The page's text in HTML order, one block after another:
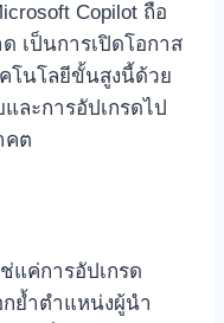
Copilot ถือ
เป็นการเปิดโอกาส
โนโลยีขั้นสูงนี้ด้วย
ละการอัปเกรดไป
คต
แค่การอัปเกรด
ย้ำตำแหน่งผู้นำ